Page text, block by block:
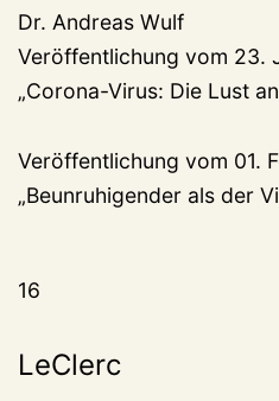
Dr. Andreas Wulf
Veröffentlichung vom 23.
„Corona-Virus: Die Lust
Veröffentlichung vom 01.
„Beunruhigender als der
16
LeClerc